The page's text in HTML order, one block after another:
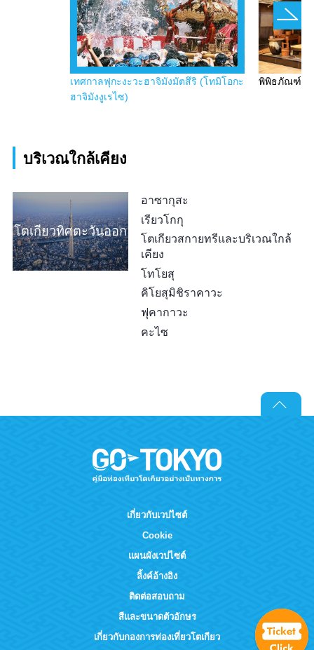
เทศกาลฟุกะงะวะฮาจิมังมัตสึริ (โทมิโอกะ
ฮาจิมังงูเรไซ)
พิพิธภัณฑ์ฟุค
บริเวณใกล้เคียง
โตเกียวทิศตะวันออก
อาซากุสะ
เรียวโกกุ
โตเกียวสกายทรีและบริเวณใกล้
เคียง
โทโยสุ
คิโยสุมิชิราคาวะ
ฟุคากาวะ
คะไซ
เกี่ยวกับเวปไซต์
Cookie
แผนผังเวปไซต์
ลิ้งค์อ้างอิง
ติดต่อสอบถาม
สีและขนาดตัวอักษร
เกี่ยวกับกองการท่องเที่ยวโตเกียว